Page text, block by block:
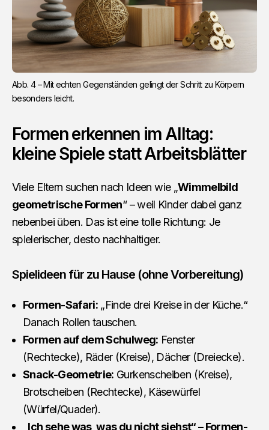
Abb. 4 – Mit echten Gegenständen gelingt der Schritt zu Körpern
besonders leicht.
Formen erkennen im Alltag:
kleine Spiele statt Arbeitsblätter
Viele Eltern suchen nach Ideen wie „Wimmelbild
geometrische Formen“ – weil Kinder dabei ganz
nebenbei üben. Das ist eine tolle Richtung: Je
spielerischer, desto nachhaltiger.
Spielideen für zu Hause (ohne Vorbereitung)
Formen-Safari: „Finde drei Kreise in der Küche.“
Danach Rollen tauschen.
Formen auf dem Schulweg: Fenster
(Rechtecke), Räder (Kreise), Dächer (Dreiecke).
Snack-Geometrie: Gurkenscheiben (Kreise),
Brotscheiben (Rechtecke), Käsewürfel
(Würfel/Quader).
„Ich sehe was, was du nicht siehst“ – Formen-